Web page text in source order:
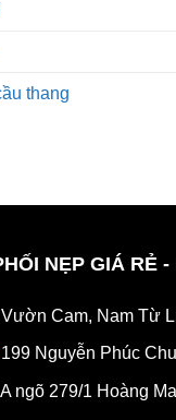
thang
NẸP GIÁ RẺ -
Cam, Nam Từ
199 Nguyễn Phúc
ngõ 279/1 Hoàng